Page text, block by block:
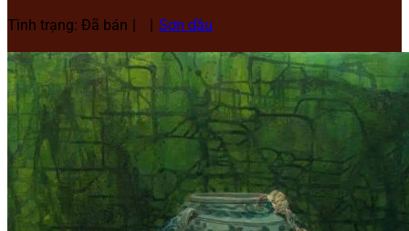
Tình trạng: Đã bán
Sơn dầu